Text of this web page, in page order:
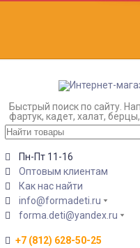
Быстрый поиск по сайту.
фартук, кадет, халат,
Пн-Пт 11-16
Оптовым клиентам
Как нас найти
info@formadeti.ru
forma.deti@yandex.ru
+7 (812) 628-50-25